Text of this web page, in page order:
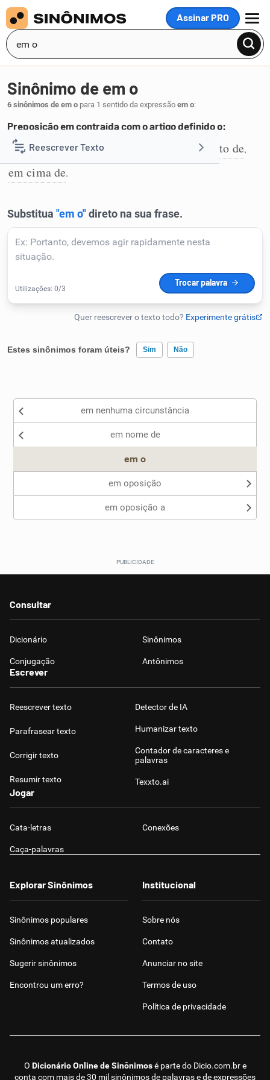
Assinar PRO
MENU
Reescrever Texto
Resumir Texto
Corrigir Texto
Detector de IA
Humanizador de IA
Cata-letras
Sinônimos
Sinônimo de em o
6 sinônimos de em o para 1 sentido da expressão em o:
Preposição em contraída com o artigo definido o:
1 no,sobre,dentro de , junto de,
em cima de.
Estes sinônimos foram úteis? Sim Não
Nenhum dos sinônimos apresentados me ajudou
em nenhuma circunstância
em nome de
em o
em oposição
em oposição a
Consultar
Dicionário Sinônimos
Conjugação Antônimos
Escrever
Reescrever texto
Parafrasear texto
Corrigir texto
Resumir texto
Detector de IA
Humanizar texto
Contador de caracteres e
palavras
Texxto.ai
Jogar
Cata-letras Conexões
Caça-palavras
O Dicionário Online de Sinônimosé parte do Dicio.com.bre
conta com mais de 30 mil sinônimos de palavras e de expressões
Explorar Sinônimos
Sinônimos populares
Sinônimos atualizados
Sugerir sinônimos
Encontrou um erro?
Institucional
Sobre nós
Contato
Anunciar no site
Termos de uso
Política de privacidade